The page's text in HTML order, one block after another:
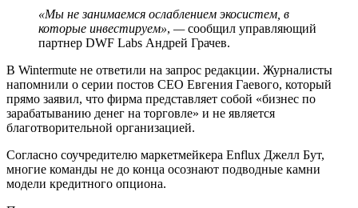
«Мы не занимаемся ослаблением экосистем, в
которые инвестируем», —сообщил управляющий
партнер DWF Labs Андрей Грачев.
В Wintermute не ответили на запрос редакции. Журналисты
напомнили о серии постов CEO Евгения Гаевого, который
прямо заявил, что фирма представляет собой «бизнес по
зарабатыванию денег на торговле» и не является
благотворительной организацией.
Согласно соучредителю маркетмейкера Enflux Джелл Бут,
многие команды не до конца осознают подводные камни
модели кредитного опциона.